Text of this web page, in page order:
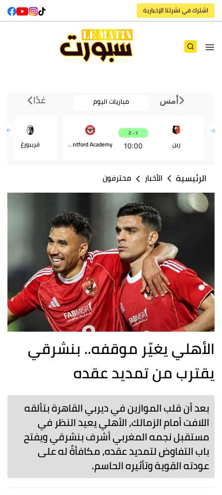
اشترك في نشرتنا الإخبارية
أمس مباريات اليوم غدًا
رين
1 - 2
10:00
Brentford Academy فريبورغ
الرئيسية الأخبار محترفون
الأهلي يغيّر موقفه.. بنشرقي
يقترب من تمديد عقده
بعد أن قلب الموازين في ديربي القاهرة بتألقه
اللافت أمام الزمالك، الأهلي يعيد النظر في
مستقبل نجمه المغربي أشرف بنشرقي ويفتح
باب التفاوض لتمديد عقده، مكافأةً له على
عودته القوية وتأثيره الحاسم.